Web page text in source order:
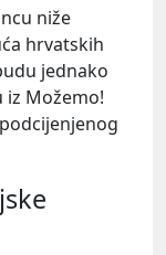
niže
hrvatskih
jednako
iz Možemo!